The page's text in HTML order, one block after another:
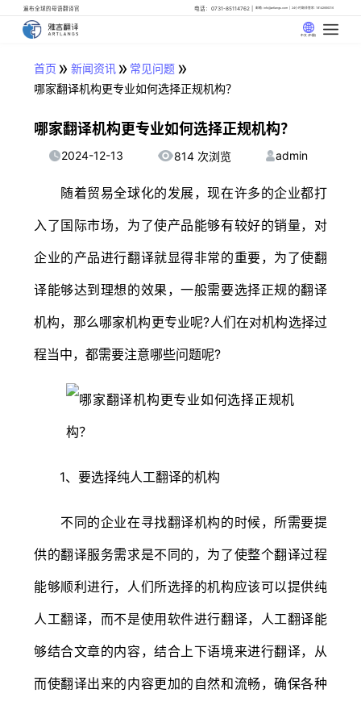
遍布全球的母语翻译官 电话：0731-85114762 邮箱: info@artlangs.com 24小时翻译管家: 18142666316
中文 (中国)
首页 » 新闻资讯» 常见问题 »
哪家翻译机构更专业如何选择正规机构？
哪家翻译机构更专业如何选择正规机构？
2024-12-13 814 次浏览 admin
随着贸易全球化的发展，现在许多的企业都打
入了国际市场，为了使产品能够有较好的销量，对
企业的产品进行翻译就显得非常的重要，为了使翻
译能够达到理想的效果，一般需要选择正规的翻译
机构，那么哪家机构更专业呢?人们在对机构选择过
程当中，都需要注意哪些问题呢?
1、要选择纯人工翻译的机构
不同的企业在寻找翻译机构的时候，所需要提
供的翻译服务需求是不同的，为了使整个翻译过程
能够顺利进行，人们所选择的机构应该可以提供纯
人工翻译，而不是使用软件进行翻译，人工翻译能
够结合文章的内容，结合上下语境来进行翻译，从
而使翻译出来的内容更加的自然和流畅，确保各种